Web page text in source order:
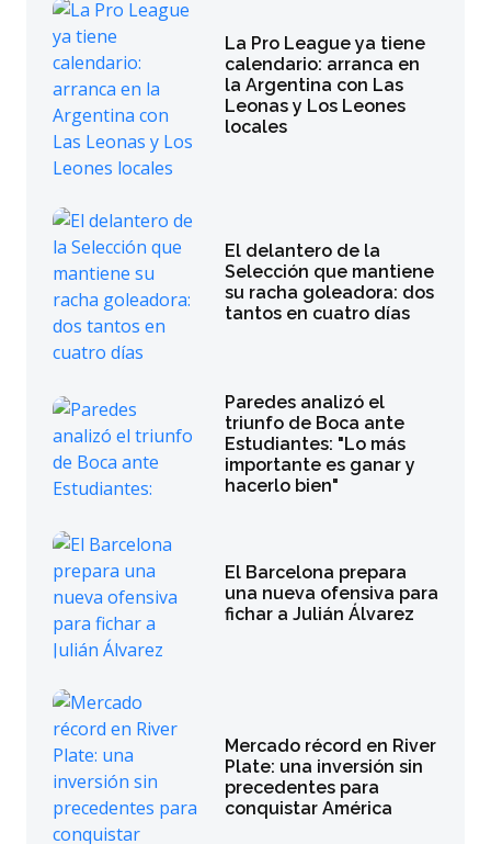
La Pro League ya tiene
calendario: arranca en
la Argentina con Las
Leonas y Los Leones
locales
El delantero de la
Selección que mantiene
su racha goleadora: dos
tantos en cuatro días
Paredes analizó el
triunfo de Boca ante
Estudiantes: "Lo más
importante es ganar y
hacerlo bien"
El Barcelona prepara
una nueva ofensiva para
fichar a Julián Álvarez
Mercado récord en River
Plate: una inversión sin
precedentes para
conquistar América